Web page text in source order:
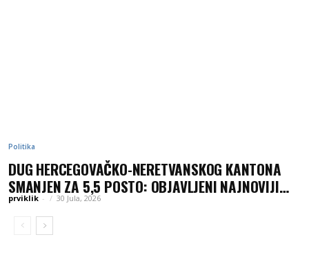
Politika
DUG HERCEGOVAČKO-NERETVANSKOG KANTONA
SMANJEN ZA 5,5 POSTO: OBJAVLJENI NAJNOVIJI
PODACI MINISTARSTVA FINANSIJA
prviklik - 30 Jula, 2026